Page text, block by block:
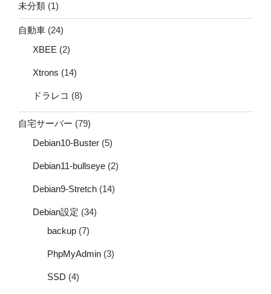
未分類 (1)
自動車 (24)
XBEE (2)
Xtrons (14)
ドラレコ (8)
自宅サーバー (79)
Debian10-Buster (5)
Debian11-bullseye (2)
Debian9-Stretch (14)
Debian設定 (34)
backup (7)
PhpMyAdmin (3)
SSD (4)